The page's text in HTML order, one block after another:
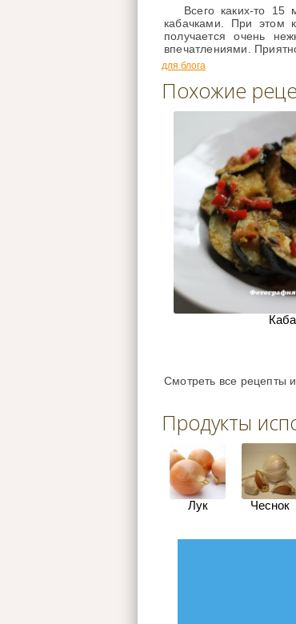
Всего каких-то
кабачками. При этом
получается очень
впечатлениями.
для блога
Похожие
Смотреть все рецепты
Продукты
Лук Чеснок